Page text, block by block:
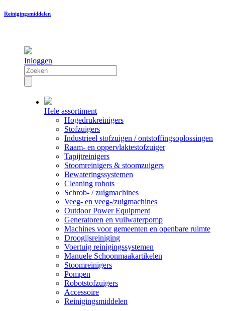
Reinigingsmiddelen
Inloggen
Hele assortiment
Hogedrukreinigers
Stofzuigers
Industrieel stofzuigen / ontstoffingsoplossingen
Raam- en oppervlaktestofzuiger
Tapijtreinigers
Stoomreinigers & stoomzuigers
Bewateringssystemen
Cleaning robots
Schrob- / zuigmachines
Veeg- en veeg-/zuigmachines
Outdoor Power Equipment
Generatoren en vuilwaterpomp
Machines voor gemeenten en openbare ruimte
Droogijsreiniging
Voertuig reinigingssystemen
Manuele Schoonmaakartikelen
Stoomreinigers
Pompen
Robotstofzuigers
Accessoire
Reinigingsmiddelen